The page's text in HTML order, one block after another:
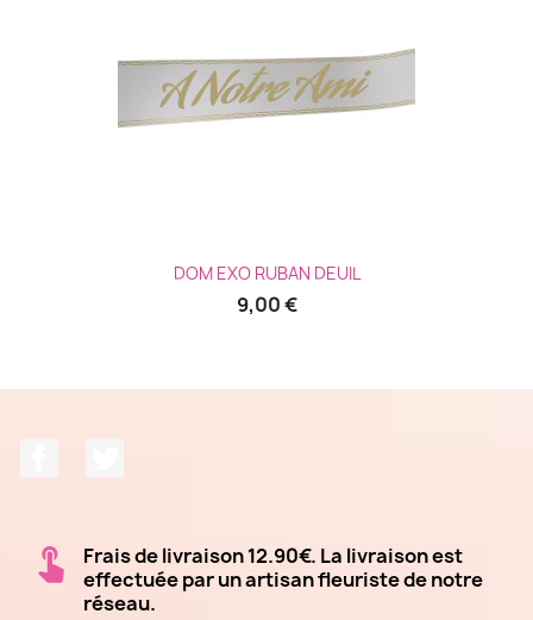
DOM EXO RUBAN DEUIL
9,00 €
Frais de livraison 12.90€. La livraison est
effectuée par un artisan fleuriste de notre
réseau.